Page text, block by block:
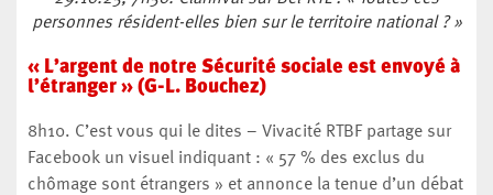
personnes résident-elles bien sur le territoire national ? »
« L’argent de notre Sécurité sociale est envoyé à
l’étranger » (G-L. Bouchez)
8h10. C’est vous qui le dites – Vivacité RTBF partage sur
Facebook un visuel indiquant : « 57 % des exclus du
chômage sont étrangers » et annonce la tenue d’un débat